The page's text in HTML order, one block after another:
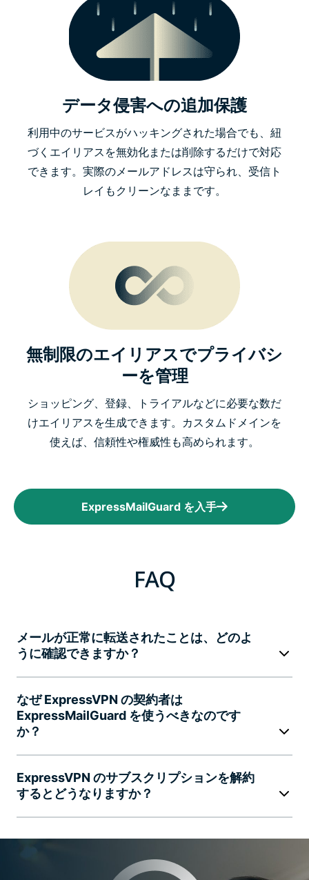
データ侵害への追加保護
利用中のサービスがハッキングされた場合でも、紐
づくエイリアスを無効化または削除するだけで対応
できます。実際のメールアドレスは守られ、受信ト
レイもクリーンなままです。
無制限のエイリアスでプライバシ
ーを管理
ショッピング、登録、トライアルなどに必要な数だ
けエイリアスを生成できます。カスタムドメインを
使えば、信頼性や権威性も高められます。
ExpressMailGuard を入手
FAQ
メールが正常に転送されたことは、どのよ
うに確認できますか？
なぜ ExpressVPN の契約者は
ExpressMailGuard を使うべきなのです
か？
ExpressVPN のサブスクリプションを解約
するとどうなりますか？